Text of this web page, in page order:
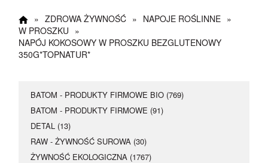
Happy Hours
17 maja dodatkowe 5
Kupon rabatowy
Happy
» ZDROWA ŻYWNOŚĆ » NAPOJE ROŚLINNE »
W PROSZKU »
NAPÓJ KOKOSOWY W PROSZKU BEZGLUTENOWY
350G*TOPNATUR*
BATOM - PRODUKTY FIRMOWE BIO (769)
BATOM - PRODUKTY FIRMOWE (91)
DETAL (13)
RAW - ŻYWNOŚĆ SUROWA (30)
ŻYWNOŚĆ EKOLOGICZNA (1767)